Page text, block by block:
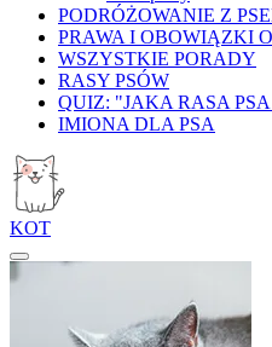
PODRÓŻOWANIE Z
PRAWA I OBOWIĄZKI
WSZYSTKIE PORADY
RASY PSÓW
QUIZ: "JAKA RASA
IMIONA DLA PSA
KOT